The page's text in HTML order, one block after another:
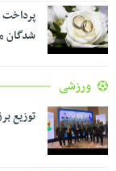
شدگان
ورزشی
توزیع